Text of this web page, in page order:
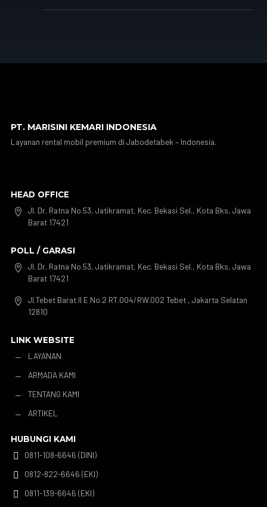
PT. MARISINI KEMARI INDONESIA
Layanan rental mobil premium di Jabodetabek – Indonesia.
HEAD OFFICE

Jl. Dr. Ratna No.53, Jatikramat, Kec. Bekasi Sel., Kota Bks, Jawa
Barat 17421
POLL / GARASI

Jl. Dr. Ratna No.53, Jatikramat, Kec. Bekasi Sel., Kota Bks, Jawa
Barat 17421

Jl.Tebet Barat II E No.2 RT.004/RW.002 Tebet , Jakarta Selatan
12810
LINK WEBSITE
K
LAYANAN
K ARMADA KAMI
K TENTANG KAMI
K ARTIKEL
HUBUNGI KAMI

0811-108-6646 (DINI)

0812-822-6646 (EKI)

0811-139-6646 (EKI)